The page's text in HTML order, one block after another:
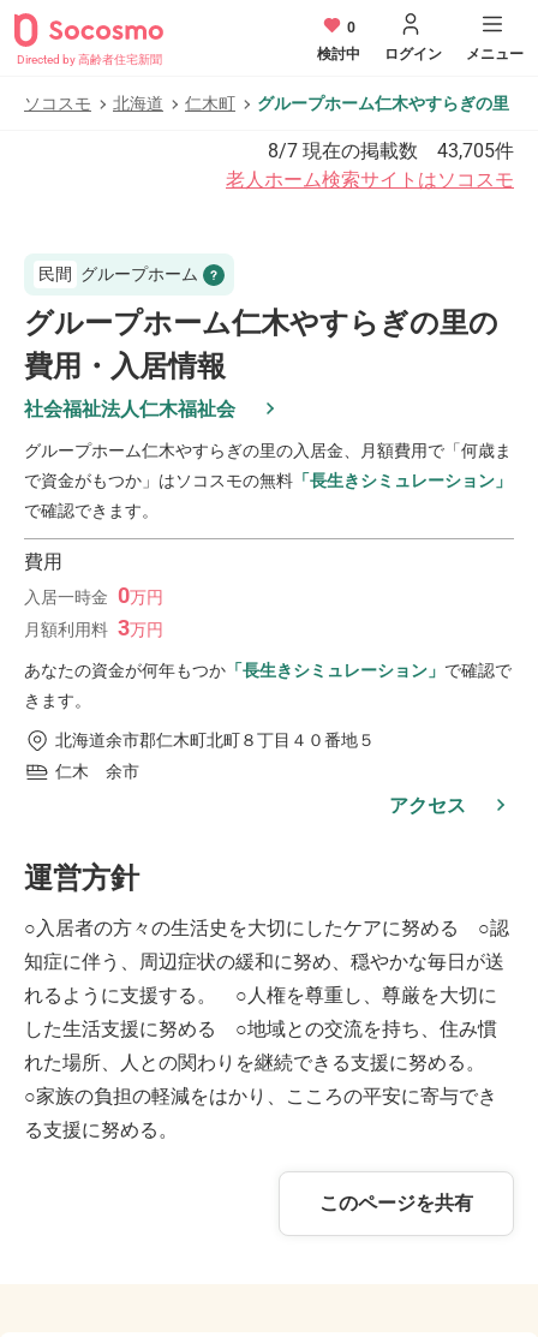
Directed by 高齢者住宅新聞
0
検討中
ログイン メニュー
ソコスモ 北海道 仁木町 グループホーム仁木やすらぎの里
8/7 現在の掲載数 43,705件
老人ホーム検索サイトはソコスモ
民間 グループホーム
グループホーム仁木やすらぎの里の
費用・入居情報
社会福祉法人仁木福祉会
グループホーム仁木やすらぎの里の入居金、月額費用で「何歳ま
で資金がもつか」はソコスモの無料 「長生きシミュレーション」
で確認できます。
費用
入居一時金 0万円
月額利用料 3万円
あなたの資金が何年もつか 「長生きシミュレーション」 で確認で
きます。
北海道余市郡仁木町北町８丁目４０番地５
仁木 余市
アクセス
運営方針
○入居者の方々の生活史を大切にしたケアに努める ○認
知症に伴う、周辺症状の緩和に努め、穏やかな毎日が送
れるように支援する。 ○人権を尊重し、尊厳を大切に
した生活支援に努める ○地域との交流を持ち、住み慣
れた場所、人との関わりを継続できる支援に努める。
○家族の負担の軽減をはかり、こころの平安に寄与でき
る支援に努める。
このページを共有